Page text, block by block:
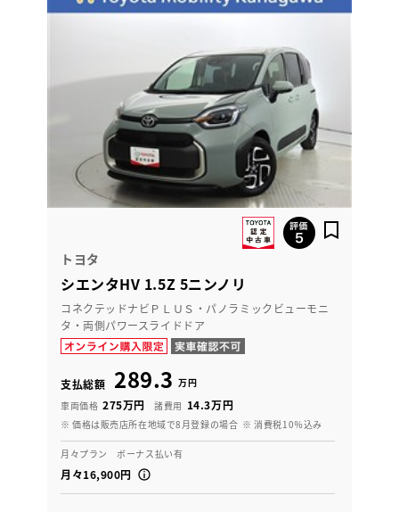
トヨタ
シエンタHV 1.5Z 5ニンノリ
コネクテッドナビＰＬＵＳ・パノラミックビューモニ
タ・両側パワースライドドア
支払総額 289.3 万円
車両価格 275万円 諸費用 14.3万円
※ 価格は販売店所在地域で8月登録の場合 ※ 消費税10％込み
月々プラン ボーナス払い有
月々16,900円